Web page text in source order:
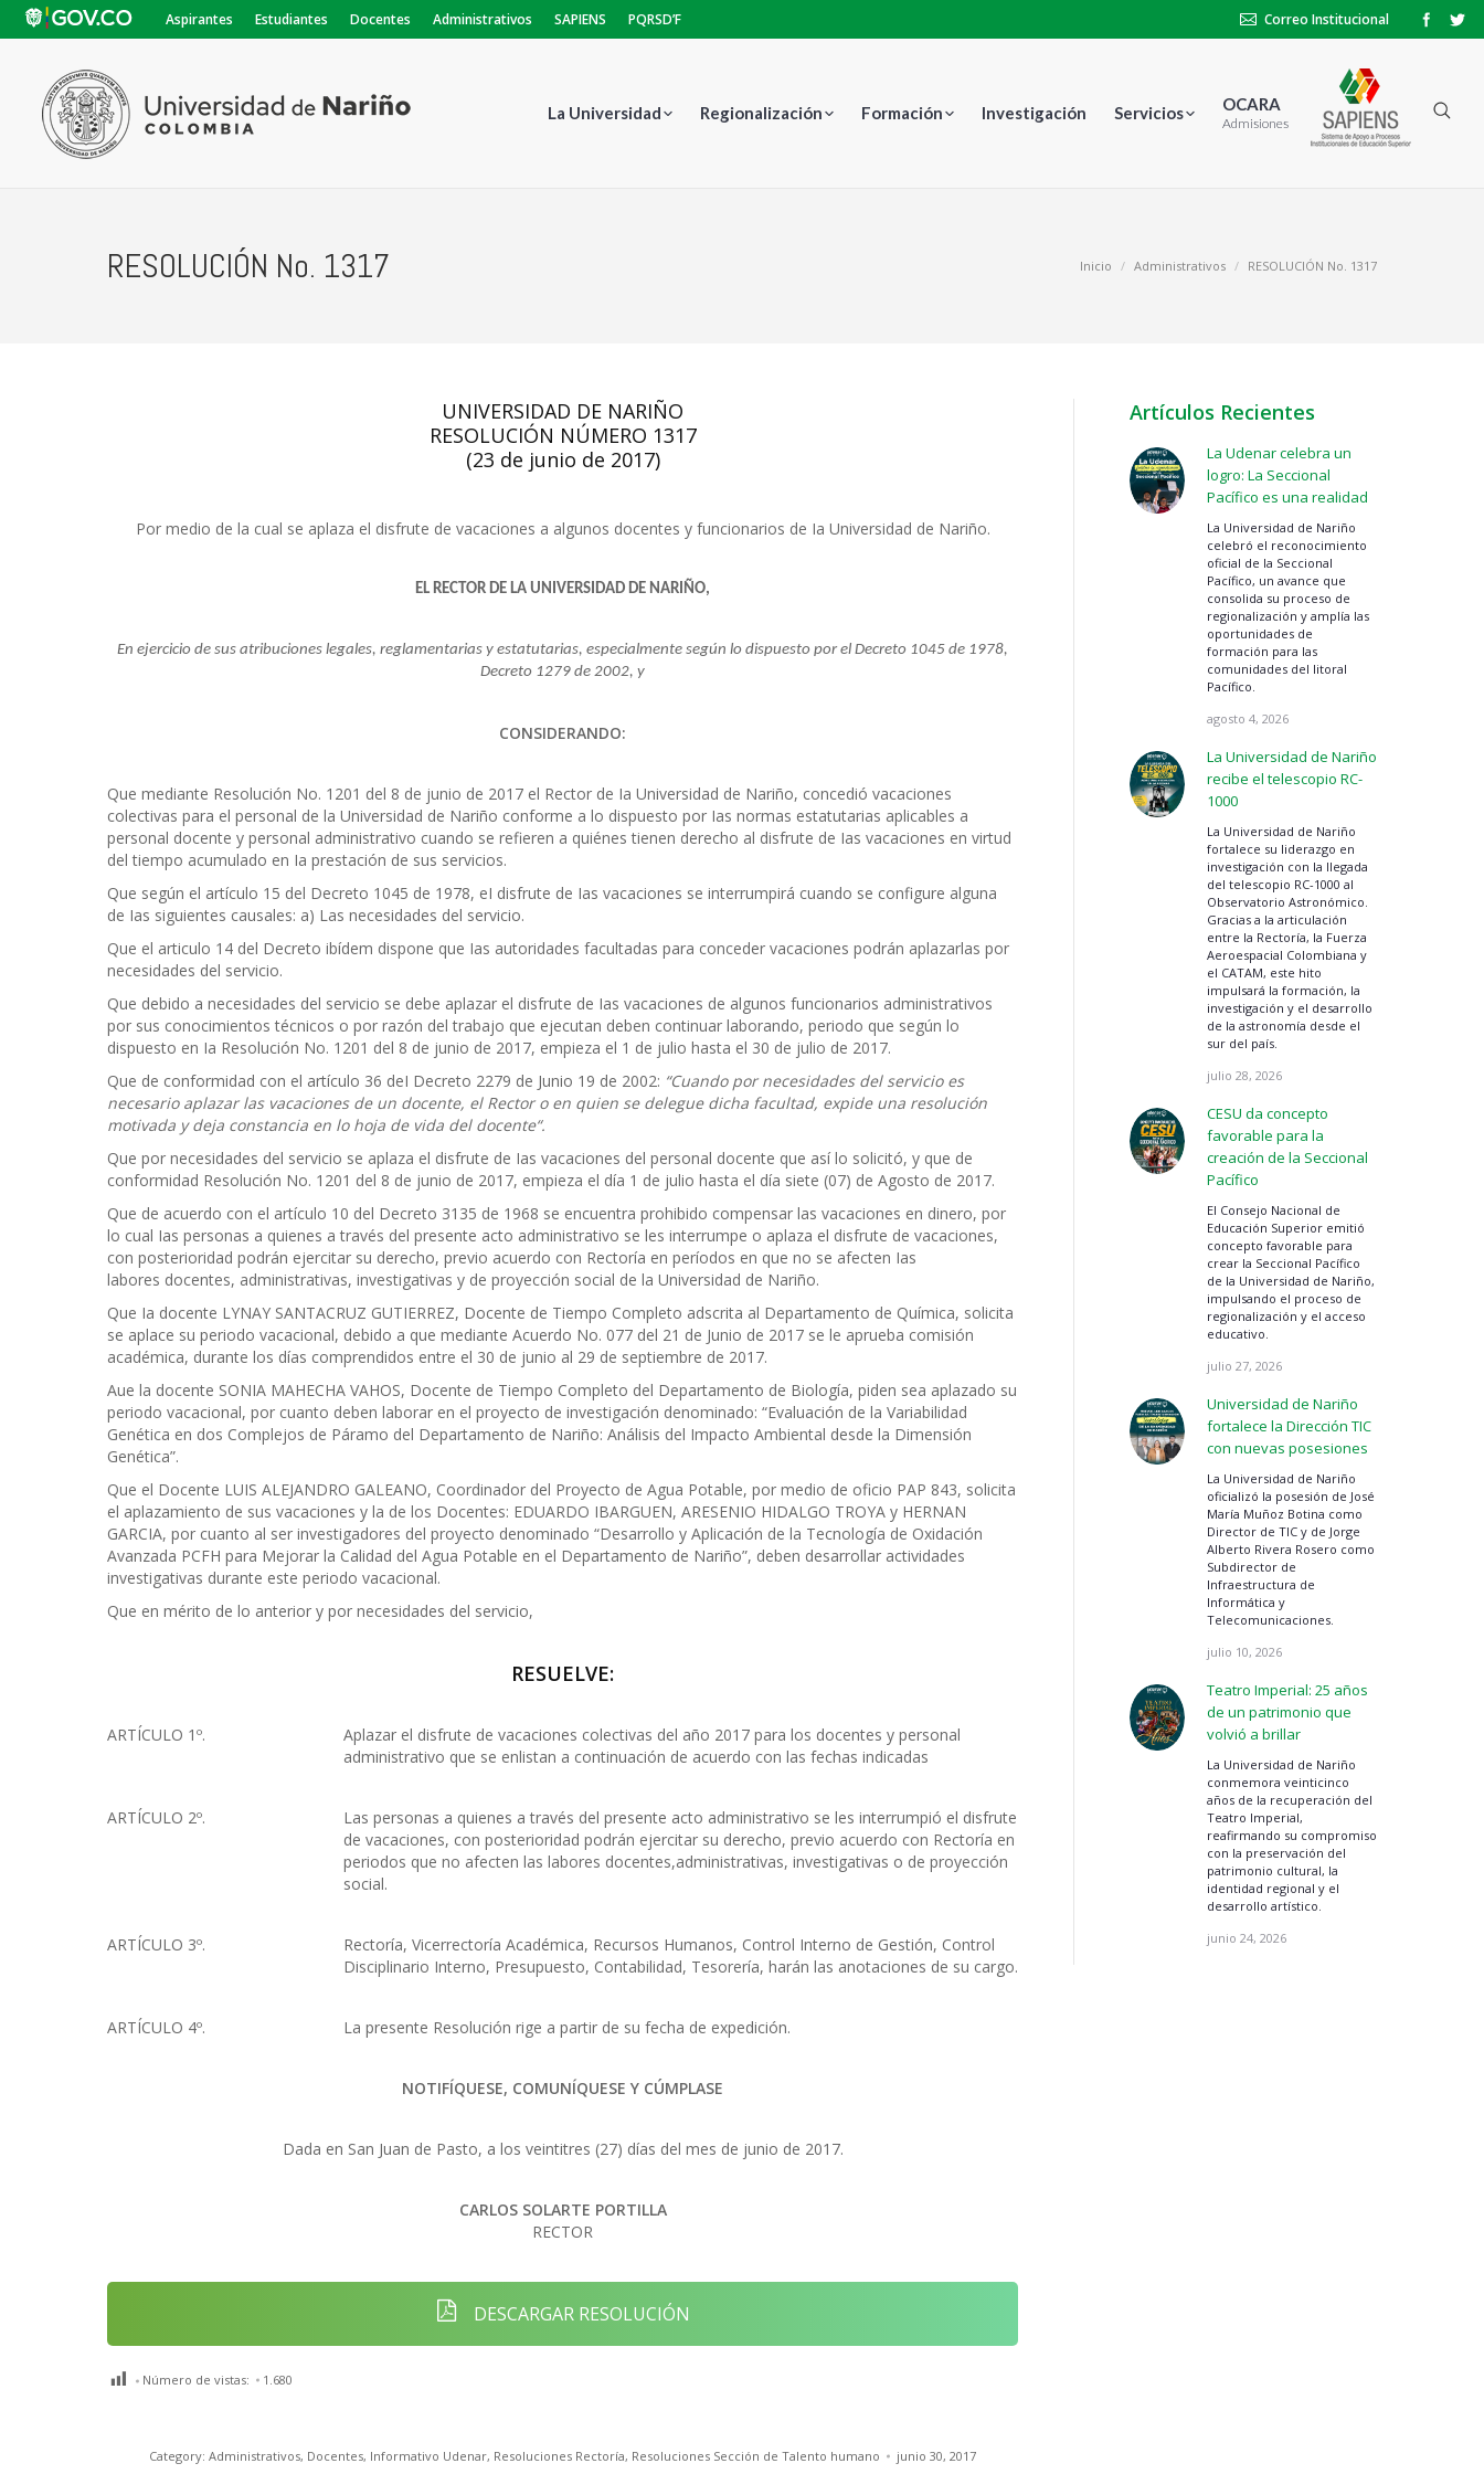
Aspirantes Estudiantes Docentes Administrativos SAPIENS PQRSD’F Correo Institucional
La Universidad Regionalización Formación Investigación Servicios OCARA
Admisiones
RESOLUCIÓN No. 1317 Inicio Administrativos RESOLUCIÓN No. 1317
UNIVERSIDAD DE NARIÑO
RESOLUCIÓN NÚMERO 1317
(23 de junio de 2017)
Por medio de la cual se aplaza el disfrute de vacaciones a algunos docentes y funcionarios de Ia Universidad de Nariño.
EL RECTOR DE LA UNIVERSIDAD DE NARIÑO,
En ejercicio de sus atribuciones legales, reglamentarias y estatutarias, especialmente según lo dispuesto por el Decreto 1045 de 1978,
Decreto 1279 de 2002, y
CONSIDERANDO:
Que mediante Resolución No. 1201 del 8 de junio de 2017 el Rector de Ia Universidad de Nariño, concedió vacaciones
colectivas para el personal de la Universidad de Nariño conforme a lo dispuesto por Ias normas estatutarias aplicables a
personal docente y personal administrativo cuando se refieren a quiénes tienen derecho al disfrute de Ias vacaciones en virtud
del tiempo acumulado en Ia prestación de sus servicios.
Que según el artículo 15 del Decreto 1045 de 1978, eI disfrute de Ias vacaciones se interrumpirá cuando se configure alguna
de Ias siguientes causales: a) Las necesidades del servicio.
Que el articulo 14 del Decreto ibídem dispone que Ias autoridades facultadas para conceder vacaciones podrán aplazarlas por
necesidades del servicio.
Que debido a necesidades del servicio se debe aplazar el disfrute de Ias vacaciones de algunos funcionarios administrativos
por sus conocimientos técnicos o por razón del trabajo que ejecutan deben continuar laborando, periodo que según lo
dispuesto en Ia Resolución No. 1201 del 8 de junio de 2017, empieza el 1 de julio hasta el 30 de julio de 2017.
Que de conformidad con el artículo 36 deI Decreto 2279 de Junio 19 de 2002: “Cuando por necesidades del servicio es
necesario aplazar las vacaciones de un docente, el Rector o en quien se delegue dicha facultad, expide una resolución
motivada y deja constancia en lo hoja de vida del docente“.
Que por necesidades del servicio se aplaza el disfrute de Ias vacaciones del personal docente que así lo solicitó, y que de
conformidad Resolución No. 1201 del 8 de junio de 2017, empieza el día 1 de julio hasta el día siete (07) de Agosto de 2017.
Que de acuerdo con el artículo 10 del Decreto 3135 de 1968 se encuentra prohibido compensar las vacaciones en dinero, por
lo cual Ias personas a quienes a través del presente acto administrativo se les interrumpe o aplaza el disfrute de vacaciones,
con posterioridad podrán ejercitar su derecho, previo acuerdo con Rectoría en períodos en que no se afecten Ias
labores docentes, administrativas, investigativas y de proyección social de la Universidad de Nariño.
Que Ia docente LYNAY SANTACRUZ GUTIERREZ, Docente de Tiempo Completo adscrita al Departamento de Química, solicita
se aplace su periodo vacacional, debido a que mediante Acuerdo No. 077 del 21 de Junio de 2017 se le aprueba comisión
académica, durante los días comprendidos entre el 30 de junio al 29 de septiembre de 2017.
Aue la docente SONIA MAHECHA VAHOS, Docente de Tiempo Completo del Departamento de Biología, piden sea aplazado su
periodo vacacional, por cuanto deben laborar en el proyecto de investigación denominado: “Evaluación de la Variabilidad
Genética en dos Complejos de Páramo del Departamento de Nariño: Análisis del Impacto Ambiental desde la Dimensión
Genética”.
Que el Docente LUIS ALEJANDRO GALEANO, Coordinador del Proyecto de Agua Potable, por medio de oficio PAP 843, solicita
el aplazamiento de sus vacaciones y la de los Docentes: EDUARDO IBARGUEN, ARESENIO HIDALGO TROYA y HERNAN
GARCIA, por cuanto al ser investigadores del proyecto denominado “Desarrollo y Aplicación de la Tecnología de Oxidación
Avanzada PCFH para Mejorar la Calidad del Agua Potable en el Departamento de Nariño”, deben desarrollar actividades
investigativas durante este periodo vacacional.
Que en mérito de lo anterior y por necesidades del servicio,
RESUELVE:
ARTÍCULO 1º.
Aplazar el disfrute de vacaciones colectivas del año 2017 para los docentes y personal
administrativo que se enlistan a continuación de acuerdo con las fechas indicadas
ARTÍCULO 2º.
Las personas a quienes a través del presente acto administrativo se les interrumpió el disfrute
de vacaciones, con posterioridad podrán ejercitar su derecho, previo acuerdo con Rectoría en
periodos que no afecten las labores docentes,administrativas, investigativas o de proyección
social.
ARTÍCULO 3º.
Rectoría, Vicerrectoría Académica, Recursos Humanos, Control Interno de Gestión, Control
Disciplinario Interno, Presupuesto, Contabilidad, Tesorería, harán las anotaciones de su cargo.
ARTÍCULO 4º. La presente Resolución rige a partir de su fecha de expedición.
NOTIFÍQUESE, COMUNÍQUESE Y CÚMPLASE
Dada en San Juan de Pasto, a los veintitres (27) días del mes de junio de 2017.
CARLOS SOLARTE PORTILLA
RECTOR
DESCARGAR RESOLUCIÓN
Número de vistas: 1.680
Category: Administrativos, Docentes, Informativo Udenar, Resoluciones Rectoría, Resoluciones Sección de Talento humano junio 30, 2017
Artículos Recientes
La Udenar celebra un
logro: La Seccional
Pacífico es una realidad
La Universidad de Nariño
celebró el reconocimiento
oficial de la Seccional
Pacífico, un avance que
consolida su proceso de
regionalización y amplía las
oportunidades de
formación para las
comunidades del litoral
Pacífico.
agosto 4, 2026
La Universidad de Nariño
recibe el telescopio RC-
1000
La Universidad de Nariño
fortalece su liderazgo en
investigación con la llegada
del telescopio RC-1000 al
Observatorio Astronómico.
Gracias a la articulación
entre la Rectoría, la Fuerza
Aeroespacial Colombiana y
el CATAM, este hito
impulsará la formación, la
investigación y el desarrollo
de la astronomía desde el
sur del país.
julio 28, 2026
CESU da concepto
favorable para la
creación de la Seccional
Pacífico
El Consejo Nacional de
Educación Superior emitió
concepto favorable para
crear la Seccional Pacífico
de la Universidad de Nariño,
impulsando el proceso de
regionalización y el acceso
educativo.
julio 27, 2026
Universidad de Nariño
fortalece la Dirección TIC
con nuevas posesiones
La Universidad de Nariño
oficializó la posesión de José
María Muñoz Botina como
Director de TIC y de Jorge
Alberto Rivera Rosero como
Subdirector de
Infraestructura de
Informática y
Telecomunicaciones.
julio 10, 2026
Teatro Imperial: 25 años
de un patrimonio que
volvió a brillar
La Universidad de Nariño
conmemora veinticinco
años de la recuperación del
Teatro Imperial,
reafirmando su compromiso
con la preservación del
patrimonio cultural, la
identidad regional y el
desarrollo artístico.
junio 24, 2026